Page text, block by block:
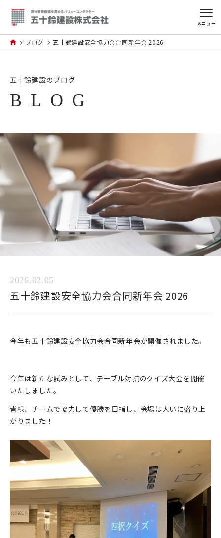
メニュー
五十鈴建設のブログ
BLOG
ブログ 五十鈴建設安全協力会合同新年会 2026
2026.02.05
五十鈴建設安全協力会合同新年会 2026
今年も五十鈴建設安全協力会合同新年会が開催されました。
今年は新たな試みとして、テーブル対抗のクイズ大会を開催
いたしました。
皆様、チームで協力して優勝を目指し、会場は大いに盛り上
がりました！